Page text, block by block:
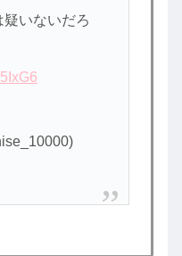
疑いないだろ